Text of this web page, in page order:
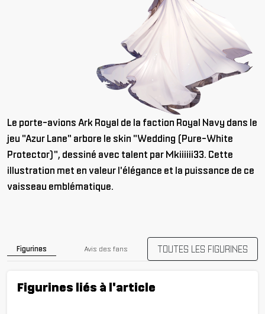
Le porte-avions Ark Royal de la faction Royal Navy dans le
jeu "Azur Lane" arbore le skin "Wedding (Pure-White
Protector)", dessiné avec talent par Mkiiiiii33. Cette
illustration met en valeur l'élégance et la puissance de ce
vaisseau emblématique.
Figurines Avis des fans TOUTES LES FIGURINES
Figurines liés à l'article